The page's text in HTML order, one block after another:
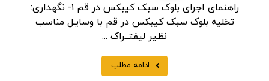
راهنمای اجرای بلوک سبک کیبکس در قم ۱- نگهداری:
تخلیه بلوک سبک کیبکس در قم با وسایـل مناسب
نظیر لیفتــراک ...
ادامه مطلب